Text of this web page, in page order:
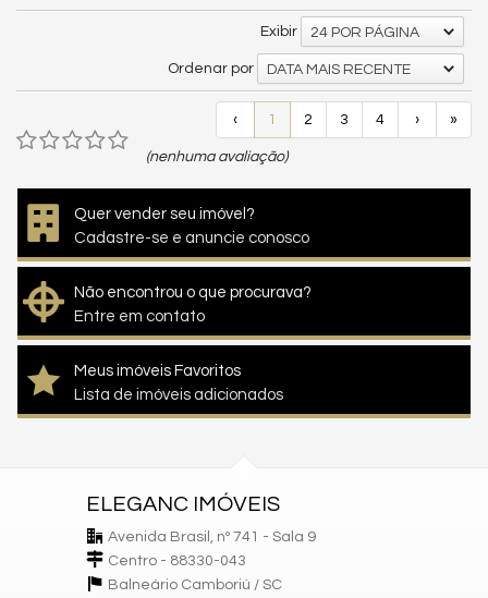
Exibir 24 POR PÁGINA
Ordenar por DATA MAIS RECENTE
‹ 1 2 3 4 › »
(nenhuma avaliação)
Quer vender seu imóvel?
Cadastre-se e anuncie conosco
Não encontrou o que procurava?
Entre em contato
Meus imóveis Favoritos
Lista de imóveis adicionados
ELEGANC IMÓVEIS
Avenida Brasil, nº 741 - Sala 9
Centro - 88330-043
Balneário Camboriú / SC